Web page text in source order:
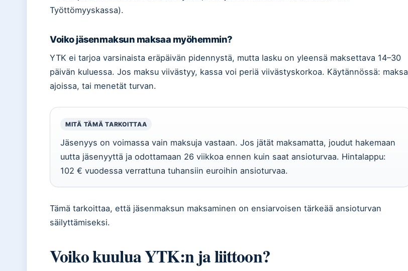
Työttömyyskassa).
Voiko jäsenmaksun maksaa myöhemmin?
YTK ei tarjoa varsinaista eräpäivän pidennystä, mutta lasku on yleensä maksettava 14–30
päivän kuluessa. Jos maksu viivästyy, kassa voi periä viivästyskorkoa. Käytännössä: maksa
ajoissa, tai menetät turvan.
MITÄ TÄMÄ TARKOITTAA
Jäsenyys on voimassa vain maksuja vastaan. Jos jätät maksamatta, joudut hakemaan
uutta jäsenyyttä ja odottamaan 26 viikkoa ennen kuin saat ansioturvaa. Hintalappu:
102 € vuodessa verrattuna tuhansiin euroihin ansioturvaa.
Tämä tarkoittaa, että jäsenmaksun maksaminen on ensiarvoisen tärkeää ansioturvan
säilyttämiseksi.
Voiko kuulua YTK:n ja liittoon?